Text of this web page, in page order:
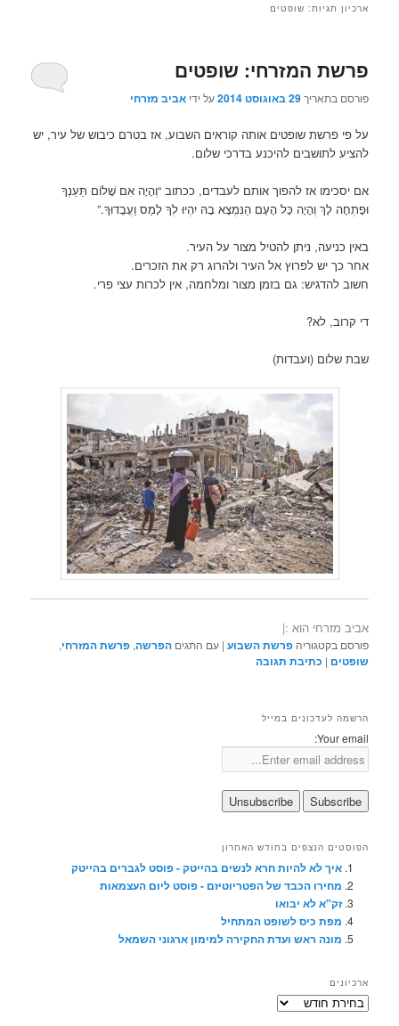
ארכיון תגיות: שופטים
פרשת המזרחי: שופטים
פורסם בתאריך29 באוגוסט 2014 על ידיאביב מזרחי
על פי פרשת שופטים אותה קוראים השבוע, אז בטרם כיבוש של עיר, יש
להציע לתושבים להיכנע בדרכי שלום.
אם יסכימו אז להפוך אותם לעבדים, ככתוב “וְהָיָה אִם שָׁלוֹם תַּעַנְךָ
וּפָתְחָה לָךְ וְהָיָה כָּל הָעָם הַנִּמְצָא בָהּ יִהְיוּ לְךָ לָמַס וַעֲבָדוּךָ.”
באין כניעה, ניתן להטיל מצור על העיר.
אחר כך יש לפרוץ אל העיר ולהרוג רק את הזכרים.
חשוב להדגיש: גם בזמן מצור ומלחמה, אין לכרות עצי פרי.
די קרוב, לא?
שבת שלום (ועבדות)
אביב מזרחי הוא :|
פורסם בקטגוריה פרשת השבוע |עם התגים הפרשה,פרשת המזרחי,
שופטים | כתיבת תגובה
הרשמה לעדכונים במייל
Your email:
הפוסטים הנצפים בחודש האחרון
איך לא להיות חרא לנשים בהייטק - פוסט לגברים בהייטק
מחירו הכבד של הפטריוטיזם - פוסט ליום העצמאות
זק"א לא יבואו
מפת כיס לשופט המתחיל
מונה ראש ועדת החקירה למימון ארגוני השמאל
ארכיונים
ארכיונים